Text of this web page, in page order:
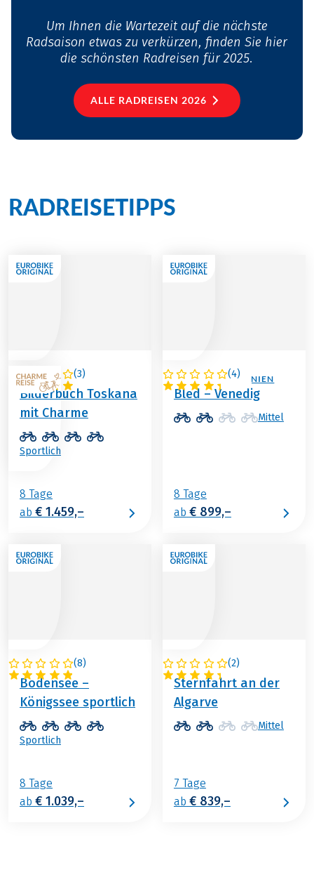
Um Ihnen die Wartezeit auf die nächste
Radsaison etwas zu verkürzen, finden Sie hier
die schönsten Radreisen für 2025.
ALLE RADREISEN 2026
RADREISETIPPS
(3)
ITALIEN
Bilderbuch Toskana
mit Charme
Sportlich
8 Tage
ab € 1.459,–
(4)
ITALIEN / SLOWENIEN
Bled – Venedig
Mittel
8 Tage
ab € 899,–
(8)
DEUTSCHLAND
Bodensee –
Königssee sportlich
Sportlich
8 Tage
ab € 1.039,–
(2)
PORTUGAL
Sternfahrt an der
Algarve
Mittel
7 Tage
ab € 839,–